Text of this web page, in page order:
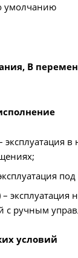
умолчанию
В
эксплуатация в
эксплуатация
с ручным
условий